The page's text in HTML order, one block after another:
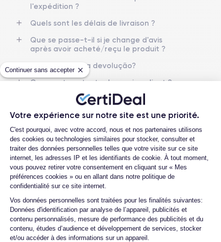
Continuer sans accepter
Votre expérience sur notre site est une priorité.
Plateforme de Gestion du
C'est pourquoi, avec votre accord, nous et nos partenaires utilisons
des cookies ou technologies similaires pour stocker, consulter et
traiter des données personnelles telles que votre visite sur ce site
internet, les adresses IP et les identifiants de cookie. À tout moment,
vous pouvez retirer votre consentement en cliquant sur « Mes
préférences cookies » ou en allant dans notre politique de
confidentialité sur ce site internet.
Vos données personnelles sont traitées pour les finalités suivantes:
Données d'identification par analyse de l’appareil, publicités et
contenu personnalisés, mesure de performance des publicités et du
contenu, études d’audience et développement de services, stocker
et/ou accéder à des informations sur un appareil.
Axeptio consent
3240 mAh Nano-SIM + eSIM
Réseau mobile Débloqué
Pour découvrir toutes les caractéristiques de ce smartphone,
l'expédition ?
Quels sont les délais de livraison ?
Que se passe-t-il si je change d'avis
après avoir acheté/reçu le produit ?
Como pedir uma devolução?
Comment contacter le service client ?
Quelle est la différence entre une Carte
SIM et une eSIM ?
Avec4.6/5
Certideal est en tête des sites de
4.6/5
Excellent